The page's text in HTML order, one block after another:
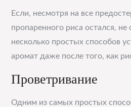
Если, несмотря на все
пропаренного риса остался, не
несколько простых способов
аромат даже после того, как
Проветривание
Одним из самых простых